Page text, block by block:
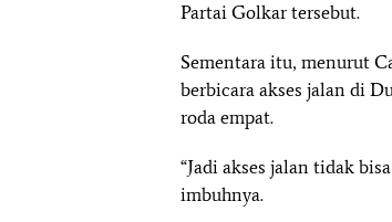
Partai Golkar tersebut.
Sementara itu, menurut
berbicara akses jalan di
roda empat.
“Jadi akses jalan tidak
imbuhnya.